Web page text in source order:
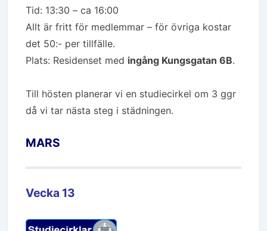
Tid: 13:30 – ca 16:00
Allt är fritt för medlemmar – för övriga kostar
det 50:- per tillfälle.
Plats: Residenset med ingång Kungsgatan 6B.
Till hösten planerar vi en studiecirkel om 3 ggr
då vi tar nästa steg i städningen.
MARS
Vecka 13